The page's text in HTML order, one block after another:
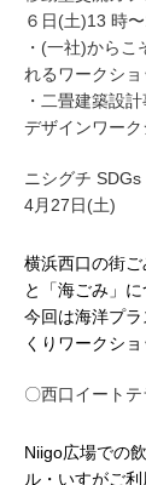
６日(土)13 時
・(一社)から
れるワークシ
・二畳建築設
デザインワー
ニシグチ SDGs
4月27日(土)
横浜西口の街ご
と「海ごみ」に
今回は海洋プ
くりワークショ
〇西口イートテ
Niigo広場での
ル・いすがご利